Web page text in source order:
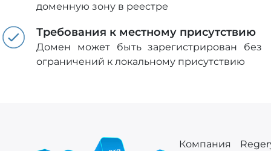
доменную зону в реестре
Требования к местному присутствию
Домен может быть зарегистрирован без
ограничений к локальному присутствию
Компания